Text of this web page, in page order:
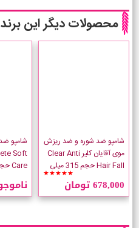
محصولات دیگر این برند
شامپو ضد شوره و ضد ریزش
موی آقایان کلیر Clear Anti
Hair Fall حجم 315 میلی
★★★★★
678,000 تومان
شامپو ضد
Soft
Care حجم 330 میلی لیتر